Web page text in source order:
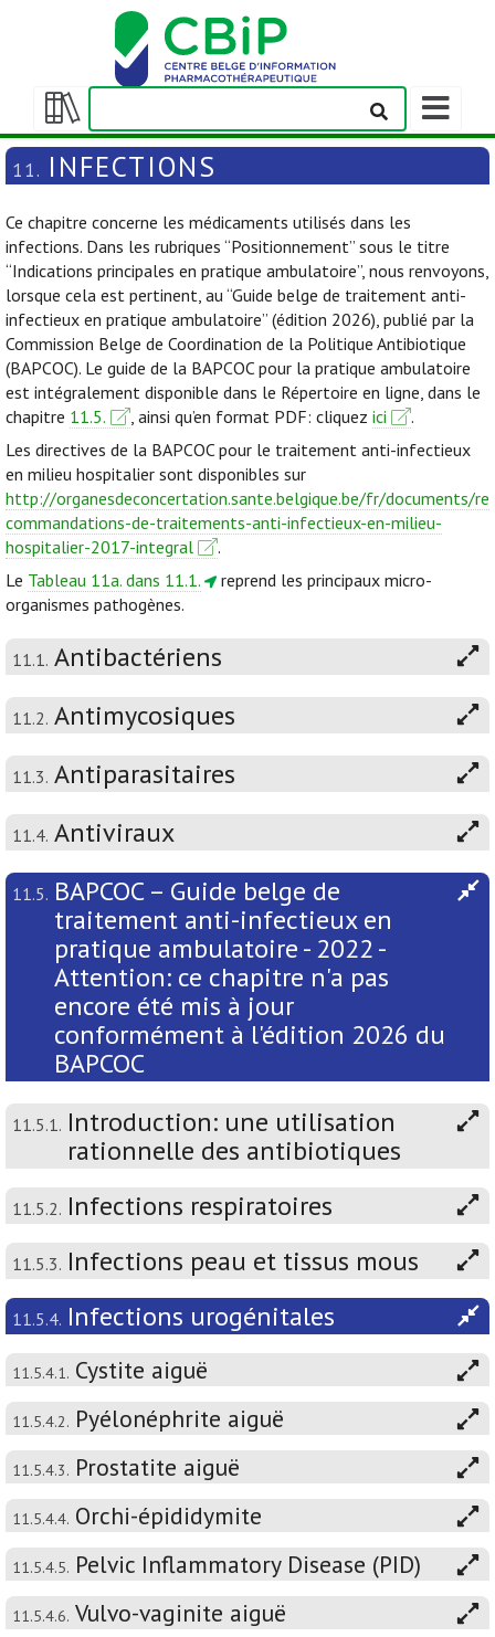
Afficher/masquer
la
table
matières
Afficher/
la
barre
navigation
11. INFECTIONS
Ce chapitre concerne les médicaments utilisés dans les
infections. Dans les rubriques “Positionnement” sous le titre
“Indications principales en pratique ambulatoire”, nous renvoyons,
lorsque cela est pertinent, au “Guide belge de traitement anti-
infectieux en pratique ambulatoire” (édition 2026), publié par la
Commission Belge de Coordination de la Politique Antibiotique
(BAPCOC). Le guide de la BAPCOC pour la pratique ambulatoire
est intégralement disponible dans le Répertoire en ligne, dans le
chapitre 11.5. , ainsi qu’en format PDF: cliquez ici
.
Les directives de la BAPCOC pour le traitement anti-infectieux
en milieu hospitalier sont disponibles sur
http://organesdeconcertation.sante.belgique.be/fr/documents/re
commandations-de-traitements-anti-infectieux-en-milieu-
hospitalier-2017-integral
.
Le Tableau 11a. dans 11.1.
reprend les principaux micro-
organismes pathogènes.
11.1. Antibactériens
11.2. Antimycosiques
11.3. Antiparasitaires
11.4. Antiviraux
11.5. BAPCOC – Guide belge de
traitement anti-infectieux en
pratique ambulatoire - 2022 -
Attention: ce chapitre n'a pas
encore été mis à jour
conformément à l'édition 2026 du
BAPCOC
11.5.1. Introduction: une utilisation
rationnelle des antibiotiques
11.5.2. Infections respiratoires
11.5.3. Infections peau et tissus mous
11.5.4. Infections urogénitales
11.5.4.1. Cystite aiguë
11.5.4.2. Pyélonéphrite aiguë
11.5.4.3. Prostatite aiguë
11.5.4.4. Orchi-épididymite
11.5.4.5. Pelvic Inflammatory Disease (PID)
11.5.4.6. Vulvo-vaginite aiguë